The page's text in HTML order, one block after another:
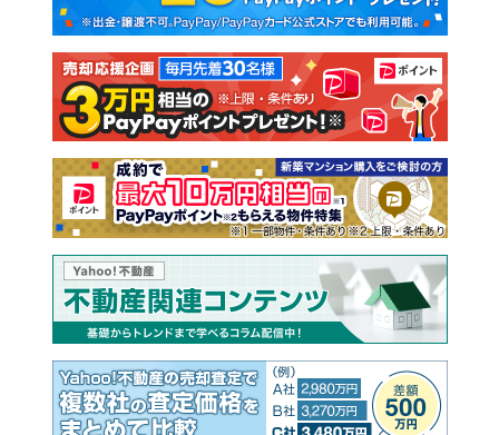
新築一戸建て 中古一戸建て
注文住宅 土地
売却査定